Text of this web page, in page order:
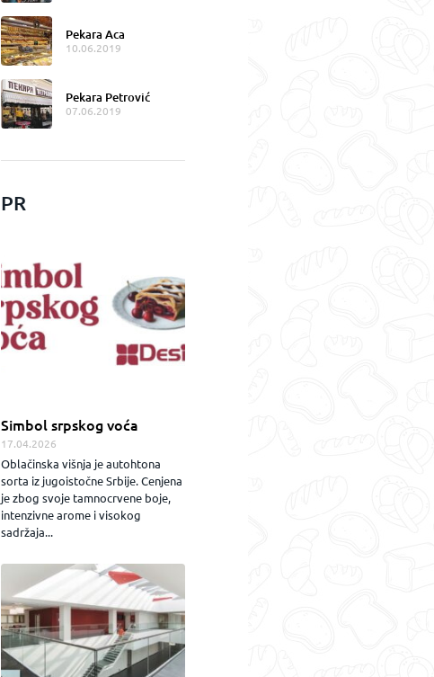
Pekara Aca
10.06.2019
Pekara Petrović
07.06.2019
PR
Simbol srpskog voća
17.04.2026
Oblačinska višnja je autohtona
sorta iz jugoistočne Srbije. Cenjena
je zbog svoje tamnocrvene boje,
intenzivne arome i visokog
sadržaja...